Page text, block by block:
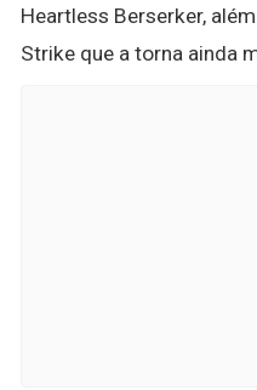
Heartless Berserker,
Strike que a torna ainda